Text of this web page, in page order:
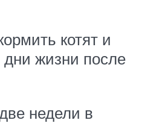
котят и
жизни после
недели в